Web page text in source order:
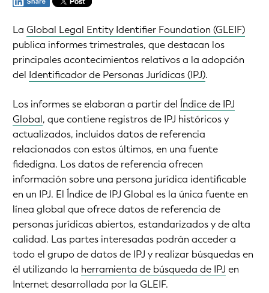
La Global Legal Entity Identifier Foundation (GLEIF)
publica informes trimestrales, que destacan los
principales acontecimientos relativos a la adopción
del Identificador de Personas Jurídicas (IPJ).
Los informes se elaboran a partir del Índice de IPJ
Global, que contiene registros de IPJ históricos y
actualizados, incluidos datos de referencia
relacionados con estos últimos, en una fuente
fidedigna. Los datos de referencia ofrecen
información sobre una persona jurídica identificable
en un IPJ. El Índice de IPJ Global es la única fuente en
línea global que ofrece datos de referencia de
personas jurídicas abiertos, estandarizados y de alta
calidad. Las partes interesadas podrán acceder a
todo el grupo de datos de IPJ y realizar búsquedas en
él utilizando la herramienta de búsqueda de IPJ en
Internet desarrollada por la GLEIF.